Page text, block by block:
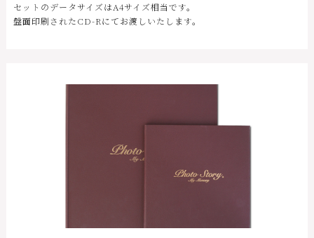
セットのデータサイズはA4サイズ相当です。
盤面印刷されたCD-Rにてお渡しいたします。